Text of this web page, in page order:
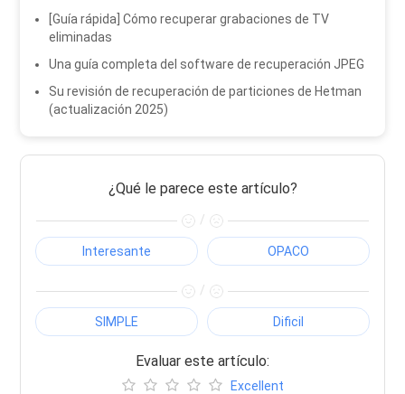
[Guía rápida] Cómo recuperar grabaciones de TV
eliminadas
Una guía completa del software de recuperación JPEG
Su revisión de recuperación de particiones de Hetman
(actualización 2025)
¿Qué le parece este artículo?
/
Interesante OPACO
/
SIMPLE Dificil
Evaluar este artículo:
Excellent